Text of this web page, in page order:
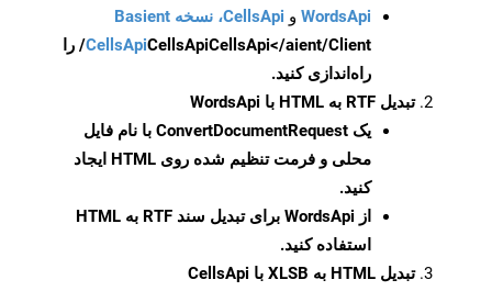
WordsApi و CellsApi، نسخه Basient
CellsApiCellsApi
CellsApi</aient/Client/ را
راه‌اندازی کنید.
تبدیل RTF به HTML با WordsApi
یک ConvertDocumentRequest با نام فایل
محلی و فرمت تنظیم شده روی HTML ایجاد
کنید.
از WordsApi برای تبدیل سند RTF به HTML
استفاده کنید.
تبدیل HTML به XLSB با CellsApi